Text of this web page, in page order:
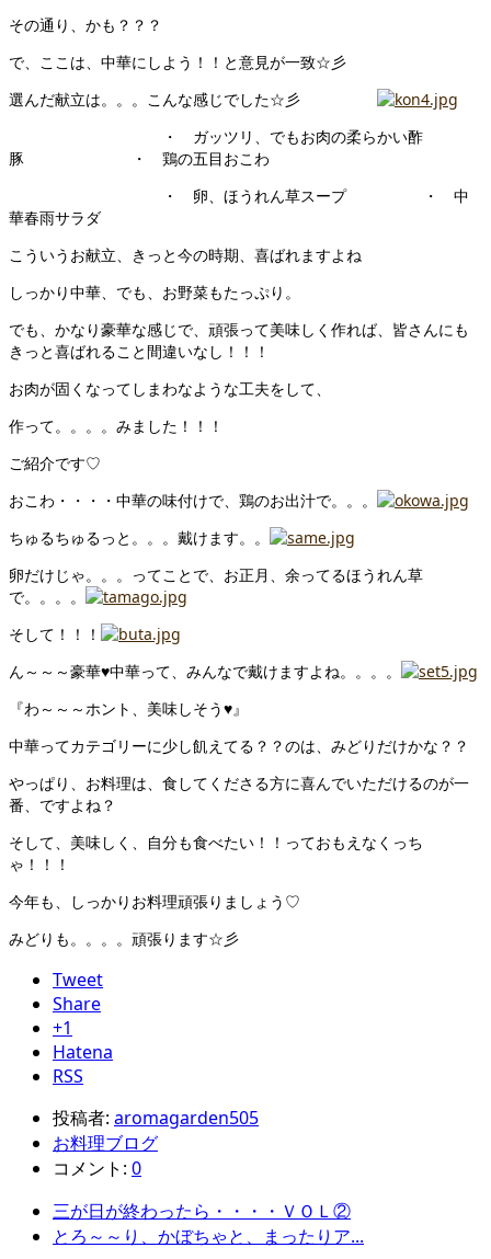
その通り、かも？？？
で、ここは、中華にしよう！！と意見が一致☆彡
選んだ献立は。。。こんな感じでした☆彡
・ ガッツリ、でもお肉の柔らかい酢
豚 ・ 鶏の五目おこわ
・ 卵、ほうれん草スープ ・ 中
華春雨サラダ
こういうお献立、きっと今の時期、喜ばれますよね
しっかり中華、でも、お野菜もたっぷり。
でも、かなり豪華な感じで、頑張って美味しく作れば、皆さんにも
きっと喜ばれること間違いなし！！！
お肉が固くなってしまわなような工夫をして、
作って。。。。みました！！！
ご紹介です♡
おこわ・・・・中華の味付けで、鶏のお出汁で。。。
ちゅるちゅるっと。。。戴けます。。
卵だけじゃ。。。ってことで、お正月、余ってるほうれん草
で。。。。
そして！！！
ん～～～豪華♥中華って、みんなで戴けますよね。。。。
『わ～～～ホント、美味しそう♥』
中華ってカテゴリーに少し飢えてる？？のは、みどりだけかな？？
やっぱり、お料理は、食してくださる方に喜んでいただけるのが一
番、ですよね？
そして、美味しく、自分も食べたい！！っておもえなくっち
ゃ！！！
今年も、しっかりお料理頑張りましょう♡
みどりも。。。。頑張ります☆彡
Tweet
Share
+1
Hatena
RSS
投稿者: aromagarden505
お料理ブログ
コメント: 0
三が日が終わったら・・・・ＶＯＬ②
とろ～～り、かぼちゃと、まったりア...